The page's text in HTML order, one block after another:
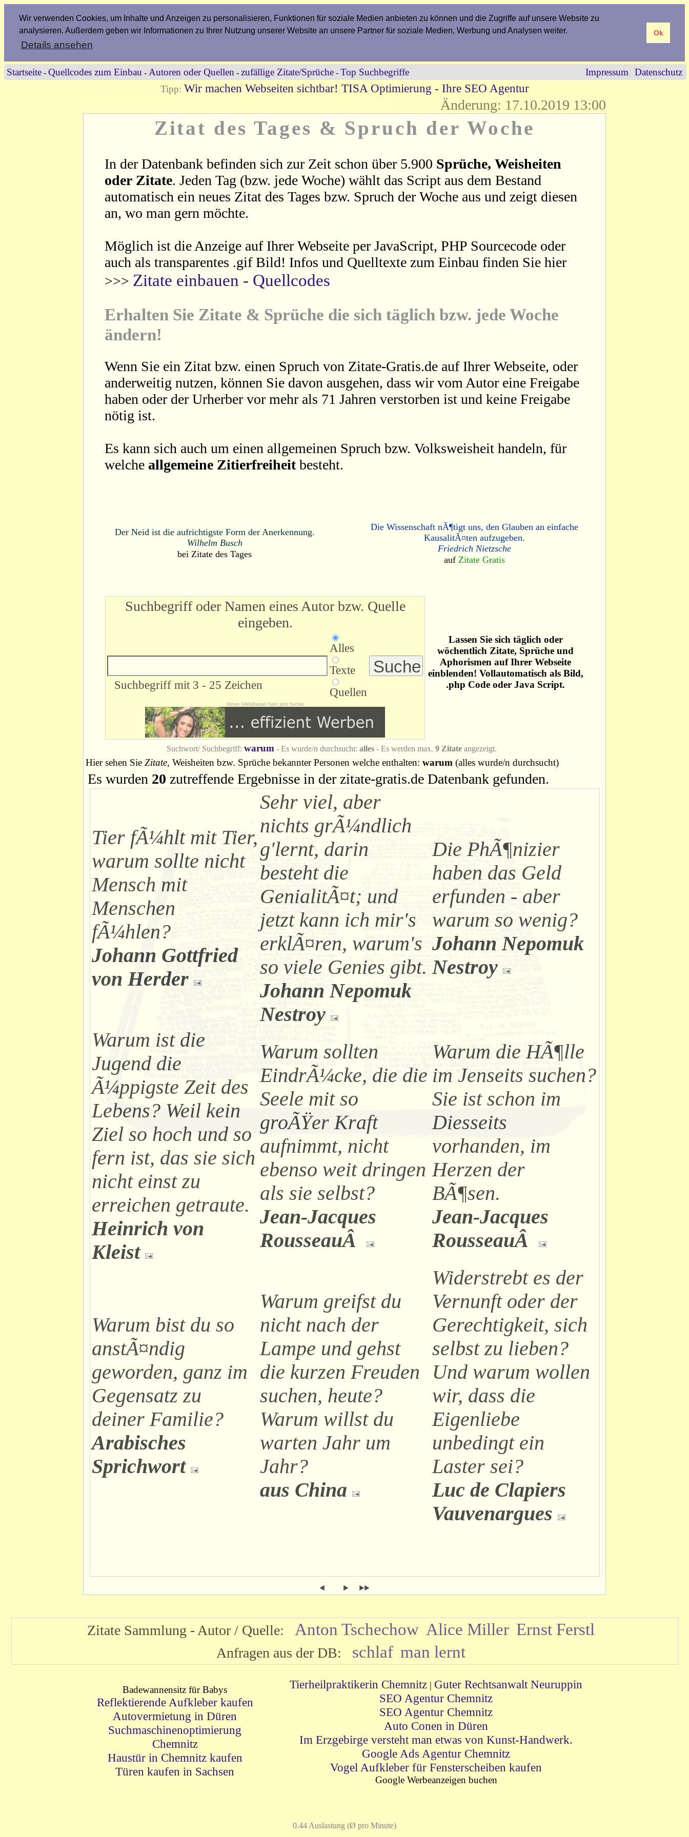
Wir verwenden Cookies, um Inhalte und Anzeigen zu personalisieren, Funktionen für soziale Medien anbieten zu können und die Zugriffe auf unsere Website zu
analysieren. Außerdem geben wir Informationen zu Ihrer Nutzung unserer Website an unsere Partner für soziale Medien, Werbung und Analysen weiter.
Details ansehen
Ok
Startseite - Quellcodes zum Einbau - Autoren oder Quellen - zufällige Zitate/Sprüche - Top Suchbegriffe Impressum
Datenschutz
Tipp: Wir machen Webseiten sichtbar! TISA Optimierung - Ihre SEO Agentur
Änderung: 17.10.2019 13:00
Zitat des Tages & Spruch der Woche
In der Datenbank befinden sich zur Zeit schon über 5.900 Sprüche, Weisheiten
oder Zitate. Jeden Tag (bzw. jede Woche) wählt das Script aus dem Bestand
automatisch ein neues Zitat des Tages bzw. Spruch der Woche aus und zeigt diesen
an, wo man gern möchte.
Möglich ist die Anzeige auf Ihrer Webseite per JavaScript, PHP Sourcecode oder
auch als transparentes .gif Bild! Infos und Quelltexte zum Einbau finden Sie hier
>>> Zitate einbauen - Quellcodes
Erhalten Sie Zitate & Sprüche die sich täglich bzw. jede Woche
ändern!
Wenn Sie ein Zitat bzw. einen Spruch von Zitate-Gratis.de auf Ihrer Webseite, oder
anderweitig nutzen, können Sie davon ausgehen, dass wir vom Autor eine Freigabe
haben oder der Urherber vor mehr als 71 Jahren verstorben ist und keine Freigabe
nötig ist.
Es kann sich auch um einen allgemeinen Spruch bzw. Volksweisheit handeln, für
welche allgemeine Zitierfreiheitbesteht.
Der Neid ist die aufrichtigste Form der Anerkennung.
Wilhelm Busch
bei Zitate des Tages
Die Wissenschaft nÃ¶tigt uns, den Glauben an einfache
KausalitÃ¤ten aufzugeben.
Friedrich Nietzsche
auf Zitate Gratis
Suchbegriff oder Namen eines Autor bzw. Quelle
eingeben.
Suchbegriff mit 3 - 25 Zeichen
Alles
Texte
Quellen
diesen Werbebanner Spot jetzt buchen
Lassen Sie sich täglich oder
wöchentlich Zitate, Sprüche und
Aphorismen auf Ihrer Webseite
einblenden! Vollautomatisch als Bild,
.php Code oder Java Script.
Suchwort/ Suchbegriff: warum - Es wurde/n durchsucht: alles- Es werden max. 9 Zitateangezeigt.
Hier sehen Sie Zitate, Weisheiten bzw. Sprüche bekannter Personen welche enthalten: warum (alles wurde/n durchsucht)
Es wurden 20 zutreffende Ergebnisse in der zitate-gratis.de Datenbank gefunden.
Tier fÃ¼hlt mit Tier,
warum sollte nicht
Mensch mit
Menschen
fÃ¼hlen?
Johann Gottfried
von Herder
Sehr viel, aber
nichts grÃ¼ndlich
g'lernt, darin
besteht die
GenialitÃ¤t; und
jetzt kann ich mir's
erklÃ¤ren, warum's
so viele Genies gibt.
Johann Nepomuk
Nestroy
Die PhÃ¶nizier
haben das Geld
erfunden - aber
warum so wenig?
Johann Nepomuk
Nestroy
Warum ist die
Jugend die
Ã¼ppigste Zeit des
Lebens? Weil kein
Ziel so hoch und so
fern ist, das sie sich
nicht einst zu
erreichen getraute.
Heinrich von
Kleist
Warum sollten
EindrÃ¼cke, die die
Seele mit so
groÃŸer Kraft
aufnimmt, nicht
ebenso weit dringen
als sie selbst?
Jean-Jacques
RousseauÂ
Warum die HÃ¶lle
im Jenseits suchen?
Sie ist schon im
Diesseits
vorhanden, im
Herzen der
BÃ¶sen.
Jean-Jacques
RousseauÂ
Warum bist du so
anstÃ¤ndig
geworden, ganz im
Gegensatz zu
deiner Familie?
Arabisches
Sprichwort
Warum greifst du
nicht nach der
Lampe und gehst
die kurzen Freuden
suchen, heute?
Warum willst du
warten Jahr um
Jahr?
aus China
Widerstrebt es der
Vernunft oder der
Gerechtigkeit, sich
selbst zu lieben?
Und warum wollen
wir, dass die
Eigenliebe
unbedingt ein
Laster sei?
Luc de Clapiers
Vauvenargues
Zitate Sammlung - Autor / Quelle: Anton Tschechow Alice Miller Ernst Ferstl
Anfragen aus der DB: schlaf man lernt
Badewannensitz für Babys
Reflektierende Aufkleber kaufen
Autovermietung in Düren
Suchmaschinenoptimierung
Chemnitz
Haustür in Chemnitz kaufen
Türen kaufen in Sachsen
Tierheilpraktikerin Chemnitz | Guter Rechtsanwalt Neuruppin
SEO Agentur Chemnitz
SEO Agentur Chemnitz
Auto Conen in Düren
Im Erzgebirge versteht man etwas von Kunst-Handwerk.
Google Ads Agentur Chemnitz
Vogel Aufkleber für Fensterscheiben kaufen
Google Werbeanzeigen buchen
0.44 Auslastung (Ø pro Minute)